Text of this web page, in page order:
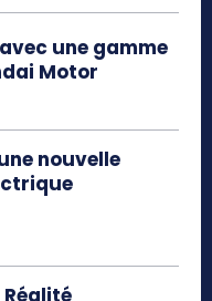
une gamme
Motor
nouvelle
Réalité